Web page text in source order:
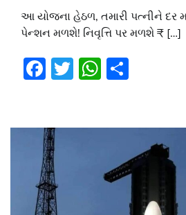
આ યોજના હેઠળ, તમારી પત્નીને દર
પેન્શન મળશે! નિવૃત્તિ પર મળશે ₹ […]
Facebook
Twitter